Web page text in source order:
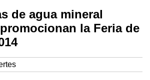
de agua mineral
la Feria de